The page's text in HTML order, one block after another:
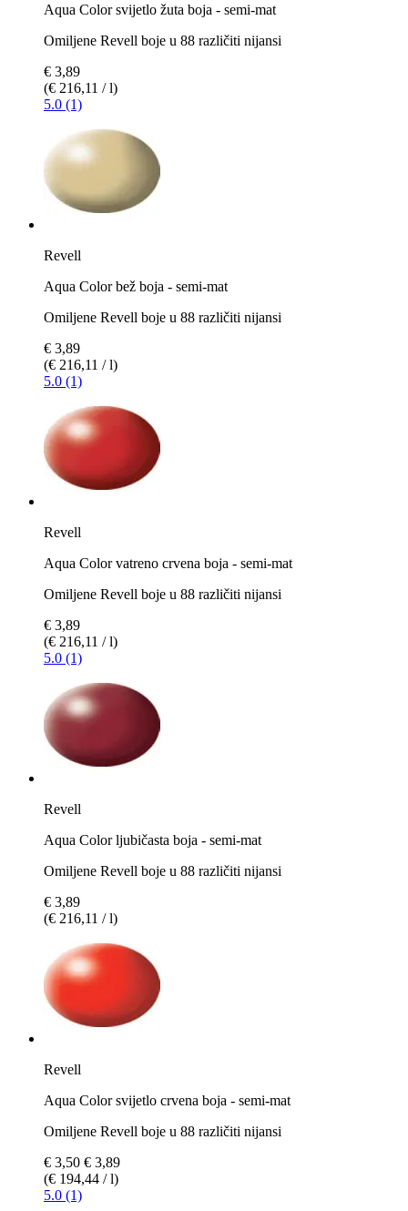
Aqua Color svijetlo žuta boja - semi-mat
Omiljene Revell boje u 88 različiti nijansi
€ 3,89
(€ 216,11 / l)
5.0 (1)
Revell
Aqua Color bež boja - semi-mat
Omiljene Revell boje u 88 različiti nijansi
€ 3,89
(€ 216,11 / l)
5.0 (1)
Revell
Aqua Color vatreno crvena boja - semi-mat
Omiljene Revell boje u 88 različiti nijansi
€ 3,89
(€ 216,11 / l)
5.0 (1)
Revell
Aqua Color ljubičasta boja - semi-mat
Omiljene Revell boje u 88 različiti nijansi
€ 3,89
(€ 216,11 / l)
Revell
Aqua Color svijetlo crvena boja - semi-mat
Omiljene Revell boje u 88 različiti nijansi
€ 3,50 € 3,89
(€ 194,44 / l)
5.0 (1)